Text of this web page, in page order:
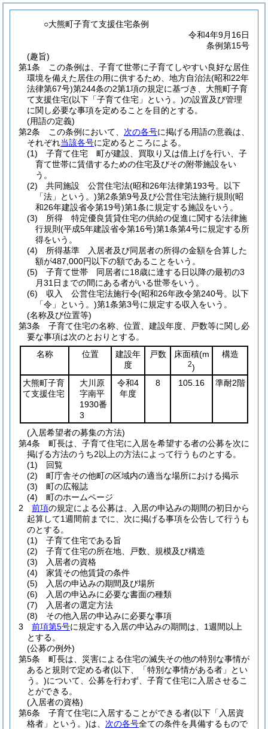
○大熊町子育て支援住宅条例
令和4年9月16日
条例第15号
(趣旨)
第1条
この条例は、子育て世帯に子育てしやすい良好な居住
環境を備えた居住の用に供するため、地方自治法(昭和22年
法律第67号)第244条の2第1項の規定に基づき、大熊町子育
て支援住宅(以下「子育て住宅」という。)の設置及び管理
に関し必要な事項を定めることを目的とする。
(用語の定義)
第2条
この条例において、 次の各号に掲げる用語の意義は、
それぞれ当該各号に定めるところによる。
(1)
子育て住宅 町が建設、買取り又は借上げを行い、子
育て世帯に賃借するための住宅及びその附帯施設をい
う。
(2)
共同施設 公営住宅法(昭和26年法律第193号。以下
「法」という。)第2条第9号及び公営住宅法施行規則 (昭
和26年建設省令第19号)第1条に規定する施設をいう。
(3)
所得 特定優良賃貸住宅の供給の促進に関する法律施
行規則 (平成5年建設省令第16号)第1条第4号に規定する所
得をいう。
(4)
所得基準 入居者及び同居者の所得の金額を合算した
額が487,000円以下の額であることをいう。
(5)
子育て世帯 同居者に18歳に達する日以降の最初の3
月31日までの間にある者がいる世帯をいう。
(6)
収入 公営住宅法施行令(昭和26年政令第240号。以下
「令」という。)第1条第3号に規定する収入をいう。
(名称及び位置等)
第3条
子育て住宅の名称、位置、建設年度、戸数等に関し必
要な事項は次のとおりとする。
名称
位置
建設年
度
戸数 床面積(m
2)
構造
大熊町子育
て支援住宅
大川原
字南平
1930番
3
令和4
年度
8 105.16 準耐2階
(入居希望者の募集の方法)
第4条
町長は、子育て住宅に入居を希望する者の公募を次に
掲げる方法のうち2以上の方法によって行うものとする。
(1)
回覧
(2)
町庁舎その他町の区域内の適当な場所における掲示
(3)
町の広報誌
(4)
町のホームページ
2
前項の規定による公募は、入居の申込みの期間の初日から
起算して1週間前までに、次に掲げる事項を公告して行うも
のとする。
(1)
子育て住宅である旨
(2)
子育て住宅の所在地、戸数、規模及び構造
(3)
入居者の資格
(4)
家賃その他賃貸の条件
(5)
入居の申込みの期間及び場所
(6)
入居の申込みに必要な書面の種類
(7)
入居者の選定方法
(8)
その他入居の申込みに必要な事項
3
前項第5号に規定する入居の申込みの期間は、1週間以上
とする。
(公募の例外)
第5条
町長は、災害による住宅の滅失その他の特別な事情が
あると規則で定める者(以下、「特別な事情がある者」とい
う。)について、公募を行わず、子育て住宅に入居させるこ
とができる。
(入居者の資格)
第6条
子育て住宅に入居することができる者(以下「入居資
格者」という。)は、 次の各号全ての条件を具備するもので